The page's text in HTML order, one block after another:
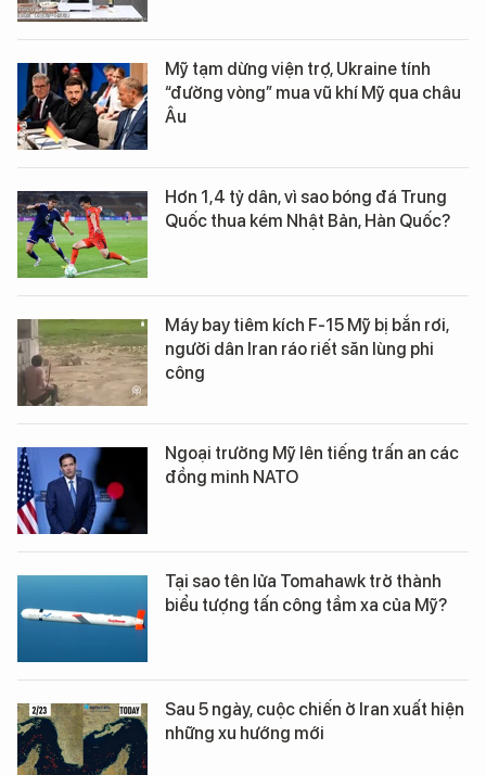
Mỹ tạm dừng viện trợ, Ukraine tính
“đường vòng” mua vũ khí Mỹ qua châu
Âu
Hơn 1,4 tỷ dân, vì sao bóng đá Trung
Quốc thua kém Nhật Bản, Hàn Quốc?
Máy bay tiêm kích F-15 Mỹ bị bắn rơi,
người dân Iran ráo riết săn lùng phi
công
Ngoại trưởng Mỹ lên tiếng trấn an các
đồng minh NATO
Tại sao tên lửa Tomahawk trở thành
biểu tượng tấn công tầm xa của Mỹ?
Sau 5 ngày, cuộc chiến ở Iran xuất hiện
những xu hướng mới